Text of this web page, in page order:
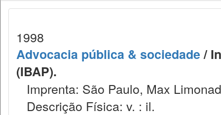
1998
Advocacia pública & sociedade/
(IBAP).
Imprenta: São Paulo, Max
Descrição Física: v. : il.